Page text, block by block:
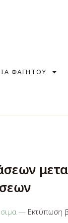
ΦΑΓΗΤΟΥ
— Εκτύπωση